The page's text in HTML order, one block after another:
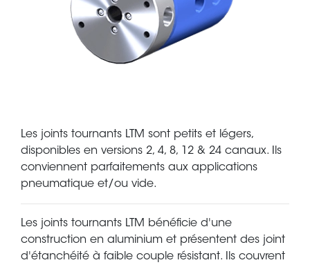
Les joints tournants LTM sont petits et légers,
disponibles en versions 2, 4, 8, 12 & 24 canaux. Ils
conviennent parfaitements aux applications
pneumatique et/ou vide.
Les joints tournants LTM bénéficie d'une
construction en aluminium et présentent des joint
d'étanchéité à faible couple résistant. Ils couvrent